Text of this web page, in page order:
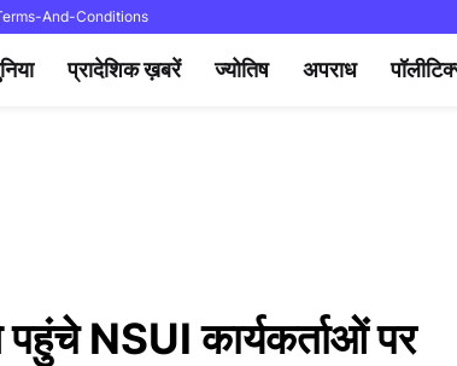
And-Conditions
प्रादेशिक ख़बरें ज्योतिष अपराध
NSUI कार्यकर्ताओं पर